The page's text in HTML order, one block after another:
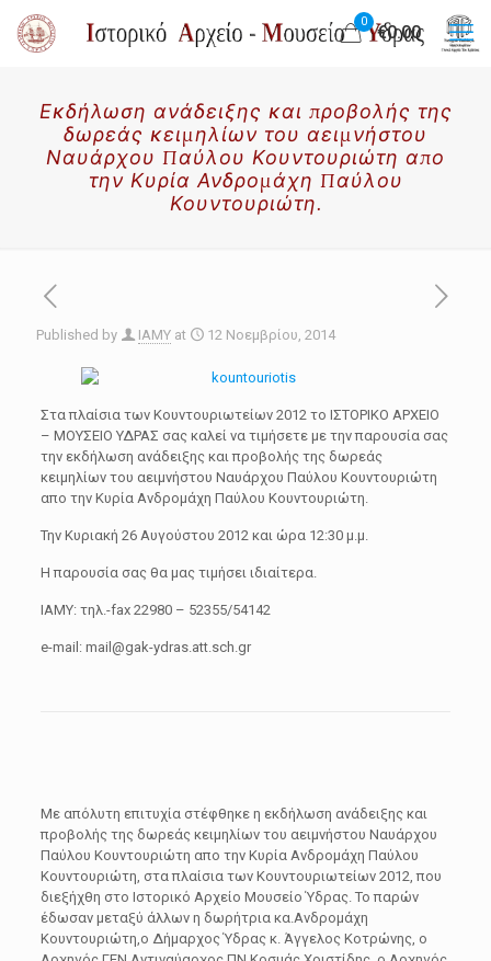
0
€0.00
Εκδήλωση ανάδειξης και προβολής της
δωρεάς κειμηλίων του αειμνήστου
Ναυάρχου Παύλου Κουντουριώτη απο
την Κυρία Ανδρομάχη Παύλου
Κουντουριώτη.
Published by IAMY at 12 Νοεμβρίου, 2014
Στα πλαίσια των Κουντουριωτείων 2012 το ΙΣΤΟΡΙΚΟ ΑΡΧΕΙΟ
– ΜΟΥΣΕΙΟ ΥΔΡΑΣ σας καλεί να τιμήσετε με την παρουσία σας
την εκδήλωση ανάδειξης και προβολής της δωρεάς
κειμηλίων του αειμνήστου Ναυάρχου Παύλου Κουντουριώτη
απο την Κυρία Ανδρομάχη Παύλου Κουντουριώτη.
Την Κυριακή 26 Αυγούστου 2012 και ώρα 12:30 μ.μ.
Η παρουσία σας θα μας τιμήσει ιδιαίτερα.
ΙΑΜΥ: τηλ.-fax 22980 – 52355/54142
e-mail: mail@gak-ydras.att.sch.gr
Με απόλυτη επιτυχία στέφθηκε η εκδήλωση ανάδειξης και
προβολής της δωρεάς κειμηλίων του αειμνήστου Ναυάρχου
Παύλου Κουντουριώτη απο την Κυρία Ανδρομάχη Παύλου
Κουντουριώτη, στα πλαίσια των Κουντουριωτείων 2012, που
διεξήχθη στο Ιστορικό Αρχείο Μουσείο Ύδρας. Το παρών
έδωσαν μεταξύ άλλων η δωρήτρια κα.Ανδρομάχη
Κουντουριώτη,ο Δήμαρχος Ύδρας κ. Άγγελος Κοτρώνης, ο